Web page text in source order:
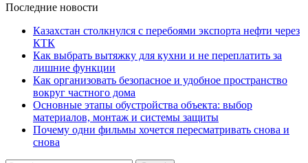
Последние новости
Казахстан столкнулся с перебоями экспорта нефти через
КТК
Как выбрать вытяжку для кухни и не переплатить за
лишние функции
Как организовать безопасное и удобное пространство
вокруг частного дома
Основные этапы обустройства объекта: выбор
материалов, монтаж и системы защиты
Почему одни фильмы хочется пересматривать снова и
снова